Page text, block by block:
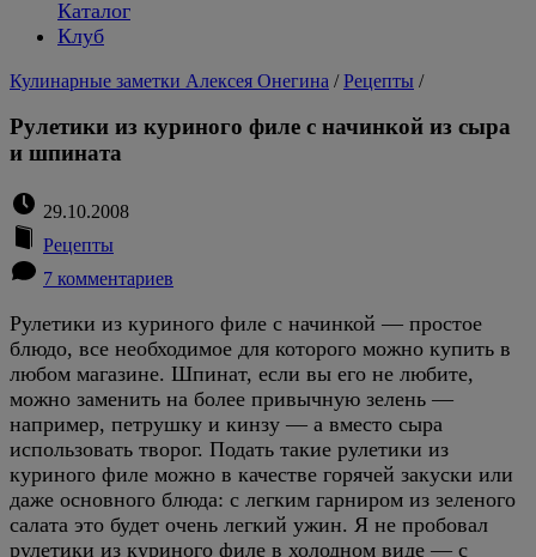
Каталог
Клуб
Кулинарные заметки Алексея Онегина /Рецепты /
Рулетики из куриного филе с начинкой из сыра
и шпината
29.10.2008
Рецепты
7 комментариев
Рулетики из куриного филе с начинкой — простое
блюдо, все необходимое для которого можно купить в
любом магазине. Шпинат, если вы его не любите,
можно заменить на более привычную зелень —
например, петрушку и кинзу — а вместо сыра
использовать творог. Подать такие рулетики из
куриного филе можно в качестве горячей закуски или
даже основного блюда: с легким гарниром из зеленого
салата это будет очень легкий ужин. Я не пробовал
рулетики из куриного филе в холодном виде — с